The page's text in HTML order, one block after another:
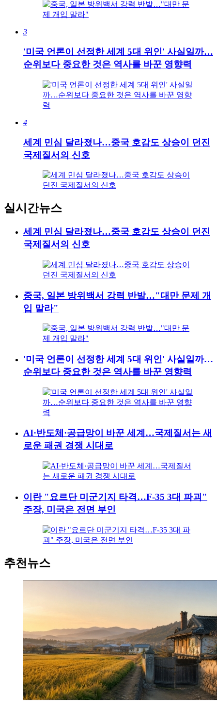
3
'미국 언론이 선정한 세계 5대 위인' 사실일까…
순위보다 중요한 것은 역사를 바꾼 영향력
4
세계 민심 달라졌나…중국 호감도 상승이 던진
국제질서의 신호
실시간뉴스
세계 민심 달라졌나…중국 호감도 상승이 던진
국제질서의 신호
중국, 일본 방위백서 강력 반발…"대만 문제 개
입 말라"
'미국 언론이 선정한 세계 5대 위인' 사실일까…
순위보다 중요한 것은 역사를 바꾼 영향력
AI·반도체·공급망이 바꾼 세계…국제질서는 새
로운 패권 경쟁 시대로
이란 "요르단 미군기지 타격…F-35 3대 파괴"
주장, 미국은 전면 부인
추천뉴스